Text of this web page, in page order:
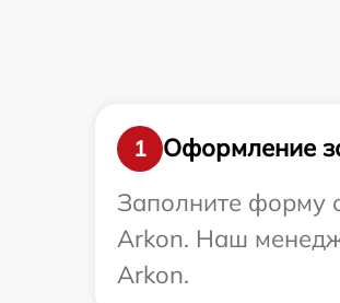
1
Оформление
Заполните форму
Arkon. Наш
Arkon.